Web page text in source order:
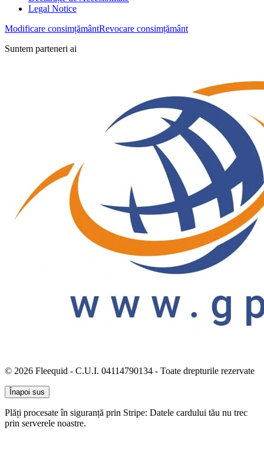
Legal Notice
Modificare consimțământRevocare consimțământ
Suntem parteneri ai
© 2026 Fleequid - C.U.I. 04114790134 - Toate drepturile rezervate
Înapoi sus
Plăți procesate în siguranță prin Stripe: Datele cardului tău nu trec
prin serverele noastre.